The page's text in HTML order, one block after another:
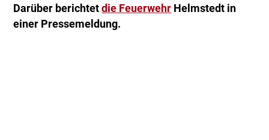
Darüber berichtetdie Feuerwehr Helmstedt in
einer Pressemeldung.